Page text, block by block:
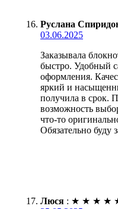
Руслана
03.06.2025
Заказывала
быстро. Удобный
оформления.
яркий и
получила в срок.
возможность
что-то
Обязательно буду
Люся : ★ ★ ★ ★